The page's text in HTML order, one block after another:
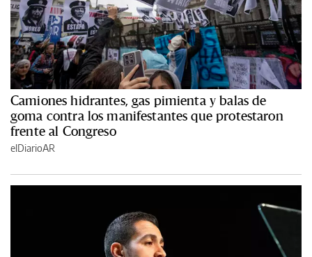
Camiones hidrantes, gas pimienta y balas de
goma contra los manifestantes que protestaron
frente al Congreso
elDiarioAR